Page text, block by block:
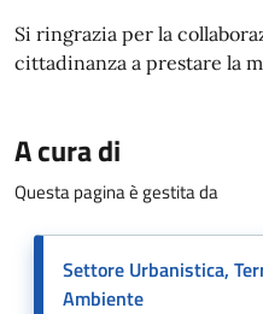
Si ringrazia per la
cittadinanza a prestare la
A cura di
Questa pagina è gestita da
Settore Urbanistica,
Ambiente